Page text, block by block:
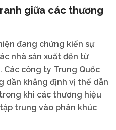
giữa các thương
đang chứng kiến sự
nhà sản xuất đến từ
Các công ty Trung Quốc
dần khẳng định vị thế dẫn
khi các thương hiệu
trung vào phân khúc